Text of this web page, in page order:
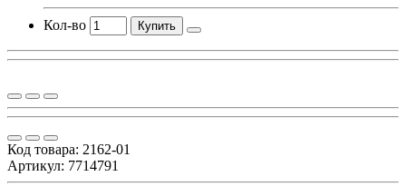
Кол-во Купить
Код товара: 2162-01
Артикул: 7714791